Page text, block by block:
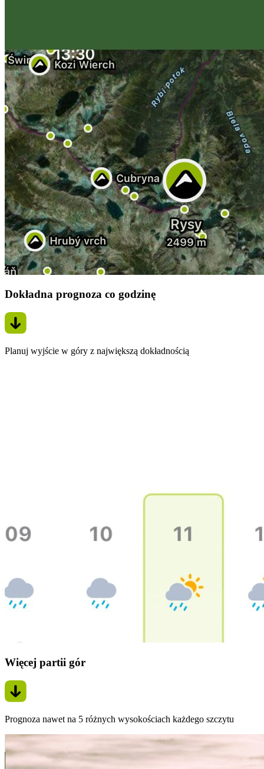
Dokładna prognoza co godzinę
Planuj wyjście w góry z największą dokładnością
Więcej partii gór
Prognoza nawet na 5 różnych wysokościach każdego szczytu